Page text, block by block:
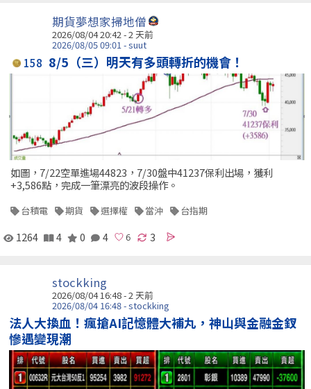
期貨夢想家掃地僧
2026/08/04 20:42 - 2 天前
2026/08/05 09:01 - suut
158 8/5（三）明天有多頭轉折的機會！
如圖，7/22空單進場44823，7/30盤中41237保利出場，獲利
+3,586點，完成一筆漂亮的波段操作。
台積電 期貨 選擇權 當沖 台指期
1264 4 0 4 3
stockking
2026/08/04 16:48 - 2 天前
2026/08/04 16:48 - stockking
法人大換血！瘋搶AI記憶體大補丸，神山與金融金釵
慘遇變現潮